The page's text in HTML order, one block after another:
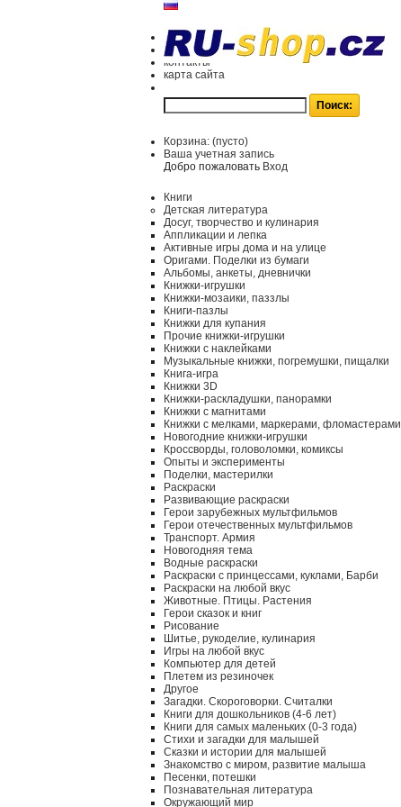
контакты
карта сайта
Корзина: (пусто)
Ваша учетная запись
Добро пожаловать Вход
Книги
Детская литература
Досуг, творчество и кулинария
Аппликации и лепка
Активные игры дома и на улице
Оригами. Поделки из бумаги
Альбомы, анкеты, дневнички
Книжки-игрушки
Книжки-мозаики, паззлы
Книги-пазлы
Книжки для купания
Прочие книжки-игрушки
Книжки с наклейками
Музыкальные книжки, погремушки, пищалки
Книга-игра
Книжки 3D
Книжки-раскладушки, панорамки
Книжки с магнитами
Книжки с мелками, маркерами, фломастерами
Новогодние книжки-игрушки
Кроссворды, головоломки, комиксы
Опыты и эксперименты
Поделки, мастерилки
Раскраски
Развивающие раскраски
Герои зарубежных мультфильмов
Герои отечественных мультфильмов
Транспорт. Армия
Новогодняя тема
Водные раскраски
Раскраски с принцессами, куклами, Барби
Раскраски на любой вкус
Животные. Птицы. Растения
Герои сказок и книг
Рисование
Шитье, рукоделие, кулинария
Игры на любой вкус
Компьютер для детей
Плетем из резиночек
Другое
Загадки. Скороговорки. Считалки
Книги для дошкольников (4-6 лет)
Книги для самых маленьких (0-3 года)
Стихи и загадки для малышей
Сказки и истории для малышей
Знакомство с миром, развитие малыша
Песенки, потешки
Познавательная литература
Окружающий мир